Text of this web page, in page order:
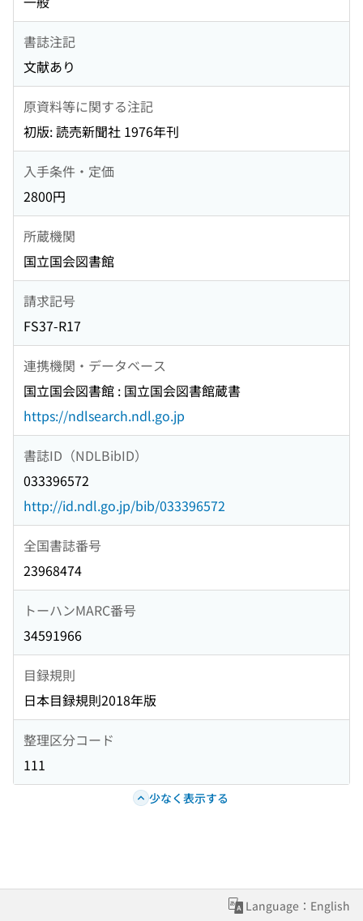
書誌注記
文献あり
原資料等に関する注記
初版: 読売新聞社 1976年刊
入手条件・定価
2800円
所蔵機関
国立国会図書館
請求記号
FS37-R17
連携機関・データベース
国立国会図書館 : 国立国会図書館蔵書
https://ndlsearch.ndl.go.jp
書誌ID（NDLBibID）
033396572
http://id.ndl.go.jp/bib/033396572
全国書誌番号
23968474
トーハンMARC番号
34591966
目録規則
日本目録規則2018年版
整理区分コード
111
少なく表示する
Language：English